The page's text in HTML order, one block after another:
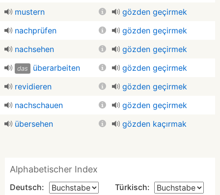
mustern
gözden geçirmek
nachprüfen
gözden geçirmek
nachsehen
gözden geçirmek
das überarbeiten
gözden geçirmek
revidieren
gözden geçirmek
nachschauen
gözden geçirmek
übersehen
gözden kaçırmak
Alphabetischer Index
Deutsch: Türkisch: